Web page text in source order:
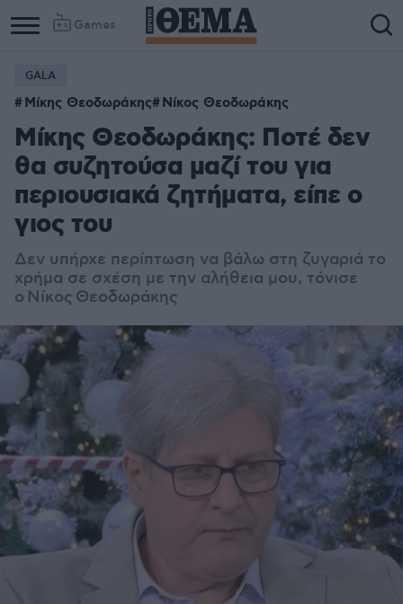
Games
GALA
Mίκης Θεοδωράκης Νίκος Θεοδωράκης
Μίκης Θεοδωράκης: Ποτέ δεν
θα συζητούσα μαζί του για
περιουσιακά ζητήματα, είπε ο
γιος του
Δεν υπήρχε περίπτωση να βάλω στη ζυγαριά το
χρήμα σε σχέση με την αλήθεια μου, τόνισε
ο Νίκος Θεοδωράκης